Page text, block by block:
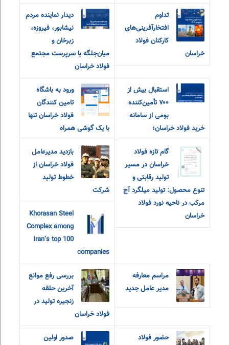
تداوم
افتخارآفرینی‌های
کارکنان فولاد
خراسان
دیدار نماینده مردم
نیشابور، فیروزه،
زبرخان و
میان‌جلگه با سرپرست مجتمع
فولاد خراسان
استقبال بیش از
۷۰۰ تأمین‌کننده
بومی از سامانه
خرید فولاد خراسان؛
ورود به باشگاه
تامین کنندگان
فولاد خراسان تنها
با یک گوشی همراه
گام تازه فولاد
خراسان در مسیر
تولید رقابتی و
تنوع محصول: تولید میلگرد آج
مرکب در ناحیه نورد فولاد
خراسان
بازدید مدیرعامل
فولاد خراسان از
خطوط تولید
شرکت
Khorasan Steel
Complex among
Iran’s top 100
companies
مراسم معارفه
مدیر عامل جدید
بررسی رفع موانع
آخرین حلقه
زنجیره تولید در
فولاد خراسان
حضور فولاد
صدور اولین